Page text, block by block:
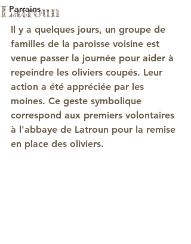
Parrains
Latroun
Il y a quelques jours, un groupe de
familles de la paroisse voisine est
venue passer la journée pour aider à
repeindre les oliviers coupés. Leur
action a été appréciée par les
moines. Ce geste symbolique
correspond aux premiers volontaires
à l'abbaye de Latroun pour la remise
en place des oliviers.